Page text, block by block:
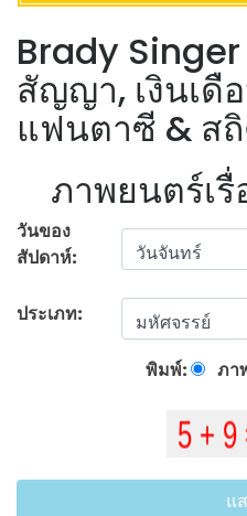
Brady
สัญญา, เงินเดื
แฟนตาซี & ส
ภาพยนตร์เ
วันของ
สัปดาห์:
ประเภท:
พิมพ์: ภา
แ